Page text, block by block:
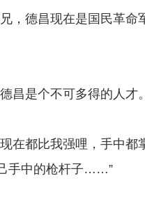
德昌现在是国民革命
是个不可多得的人才
都比我强哩，手中都
手中的枪杆子……”